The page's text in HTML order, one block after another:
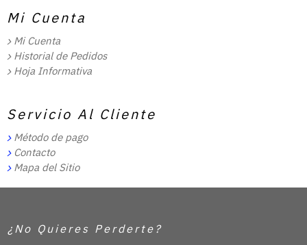
Mi Cuenta
Mi Cuenta
Historial de Pedidos
Hoja Informativa
Servicio Al Cliente
Método de pago
Contacto
Mapa del Sitio
¿No Quieres Perderte?